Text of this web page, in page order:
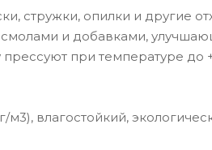
стружки, опилки и другие
и добавками,
при температуре до
м3), влагостойкий,